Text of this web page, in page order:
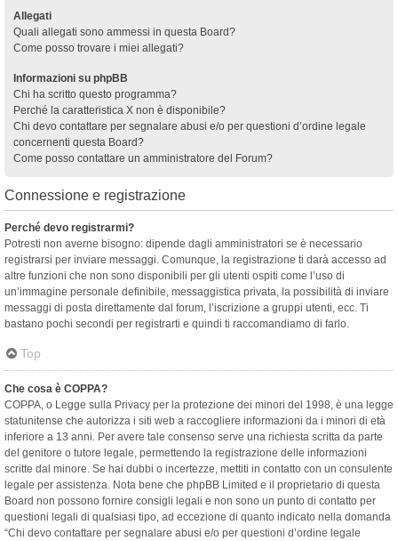
Allegati
Quali allegati sono ammessi in questa Board?
Come posso trovare i miei allegati?
Informazioni su phpBB
Chi ha scritto questo programma?
Perché la caratteristica X non è disponibile?
Chi devo contattare per segnalare abusi e/o per questioni d’ordine legale
concernenti questa Board?
Come posso contattare un amministratore del Forum?
Connessione e registrazione
Perché devo registrarmi?
Potresti non averne bisogno: dipende dagli amministratori se è necessario
registrarsi per inviare messaggi. Comunque, la registrazione ti darà accesso ad
altre funzioni che non sono disponibili per gli utenti ospiti come l’uso di
un’immagine personale definibile, messaggistica privata, la possibilità di inviare
messaggi di posta direttamente dal forum, l’iscrizione a gruppi utenti, ecc. Ti
bastano pochi secondi per registrarti e quindi ti raccomandiamo di farlo.
Top
Che cosa è COPPA?
COPPA, o Legge sulla Privacy per la protezione dei minori del 1998, è una legge
statunitense che autorizza i siti web a raccogliere informazioni da i minori di età
inferiore a 13 anni. Per avere tale consenso serve una richiesta scritta da parte
del genitore o tutore legale, permettendo la registrazione delle informazioni
scritte dal minore. Se hai dubbi o incertezze, mettiti in contatto con un consulente
legale per assistenza. Nota bene che phpBB Limited e il proprietario di questa
Board non possono fornire consigli legali e non sono un punto di contatto per
questioni legali di qualsiasi tipo, ad eccezione di quanto indicato nella domanda
“Chi devo contattare per segnalare abusi e/o per questioni d’ordine legale